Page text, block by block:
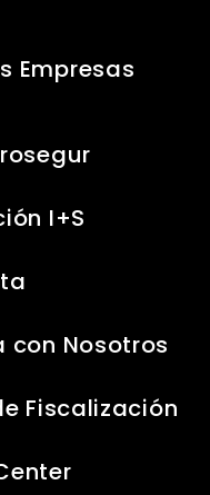
Empresas
I+S
con Nosotros
Fiscalización